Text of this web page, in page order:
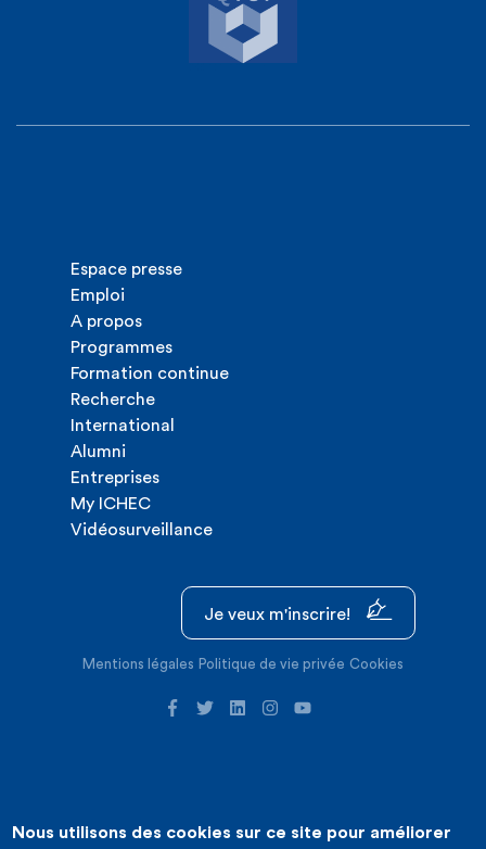
Espace presse
Emploi
A propos
Programmes
Formation continue
Recherche
International
Alumni
Entreprises
My ICHEC
Vidéosurveillance
Je veux m'inscrire!
Mentions légales Politique de vie privée Cookies
©2026 ICHEC |Création de site internet : Expansion
Nous utilisons des cookies sur ce site pour améliorer